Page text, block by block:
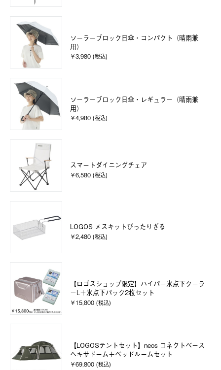
ソーラーブロック日傘・コンパクト（晴雨兼
用）
￥3,980 (税込)
ソーラーブロック日傘・レギュラー（晴雨兼
用）
￥4,980 (税込)
スマートダイニングチェア
￥6,580 (税込)
LOGOS メスキットぴったりざる
￥2,480 (税込)
【ロゴスショップ限定】ハイパー氷点下クーラ
ーL＋氷点下パック2枚セット
￥15,800 (税込)
【LOGOSテントセット】neos コネクトベース
ヘキサドーム＋ベッドルームセット
￥69,800 (税込)